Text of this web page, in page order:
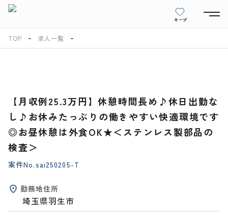
キープ
TOP 求人一覧
【月収例25.3万円】休憩時間長め♪休日出勤な
し♪お休みたっぷりの働きやすい快適環境です
◎お昼休憩は外食OK★＜ステンレス製部品の
検査＞
案件No.sai250205-T
勤務地住所
埼玉県羽生市